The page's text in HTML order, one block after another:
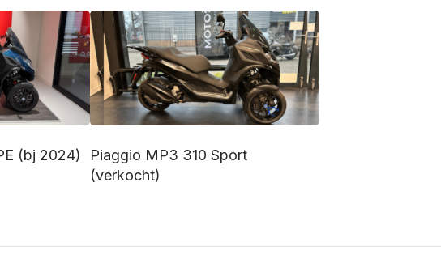
(bj 2024)
Piaggio MP3 310 Sport
(verkocht)